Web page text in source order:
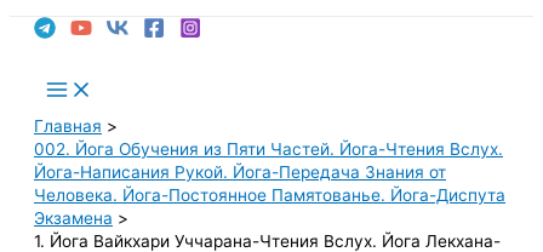
Main
Menu
Главная
002. Йога Обучения из Пяти Частей. Йога-Чтения Вслух.
Йога-Написания Рукой. Йога-Передача Знания от
Человека. Йога-Постоянное Памятованье. Йога-Диспута
Экзамена
1. Йога Вайкхари Уччарана-Чтения Вслух. Йога Лекхана-